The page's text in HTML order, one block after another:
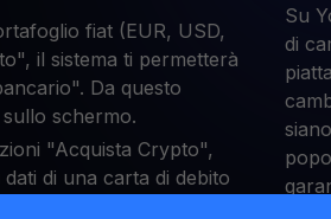
fiat (EUR, USD,
il sistema ti permetterà
Da questo
schermo.
"Acquista Crypto",
di una carta di debito
WIF
Su
di